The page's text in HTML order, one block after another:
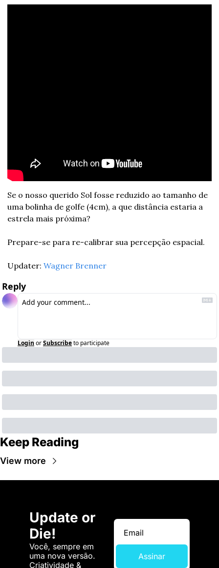
Se o nosso querido Sol fosse reduzido ao tamanho de
uma bolinha de golfe (4cm), a que distância estaria a
estrela mais próxima?
Prepare-se para re-calibrar sua percepção espacial.
Updater: Wagner Brenner
Reply
Login orSubscribeto participate
Keep Reading
View more
Update or
Die!
Você, sempre em
uma nova versão.
Criatividade &
Assinar